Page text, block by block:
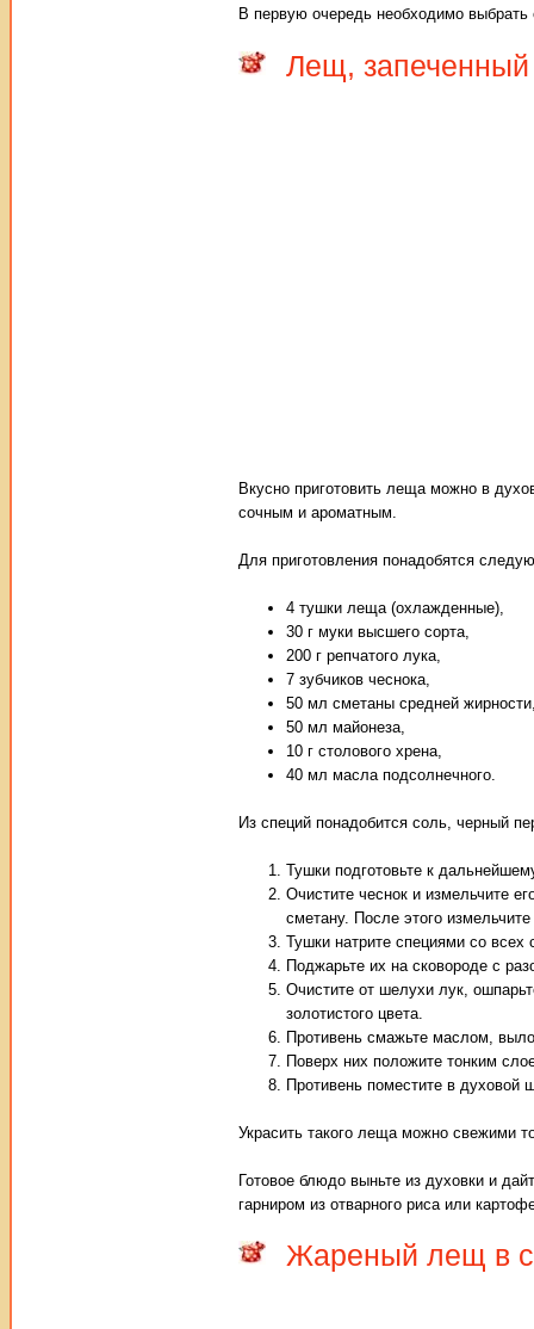
В первую очередь необходимо
Лещ,
Вкусно приготовить леща можно в
сочным и ароматным.
Для приготовления понадобятся
4 тушки леща (охлажденные),
30 г муки высшего сорта,
200 г репчатого лука,
7 зубчиков чеснока,
50 мл сметаны средней
50 мл майонеза,
10 г столового хрена,
40 мл масла подсолнечного.
Из специй понадобится соль, черный
Тушки подготовьте к
Очистите чеснок и измельчите
сметану. После этого
Тушки натрите специями со всех
Поджарьте их на сковороде с
Очистите от шелухи лук,
золотистого цвета.
Противень смажьте маслом,
Поверх них положите тонким
Противень поместите в духовой
Украсить такого леща можно свежими
Готовое блюдо выньте из духовки и
гарниром из отварного риса или
Жареный лещ в